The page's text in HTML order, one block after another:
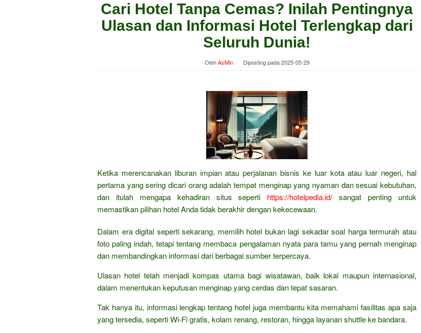
Cari Hotel Tanpa Cemas? Inilah Pentingnya
Ulasan dan Informasi Hotel Terlengkap dari
Seluruh Dunia!
OlehAsMin Diposting pada2025-05-29
Ketika merencanakan liburan impian atau perjalanan bisnis ke luar kota atau luar negeri, hal
pertama yang sering dicari orang adalah tempat menginap yang nyaman dan sesuai kebutuhan,
dan itulah mengapa kehadiran situs seperti https://hotelpedia.id/sangat penting untuk
memastikan pilihan hotel Anda tidak berakhir dengan kekecewaan.
Dalam era digital seperti sekarang, memilih hotel bukan lagi sekadar soal harga termurah atau
foto paling indah, tetapi tentang membaca pengalaman nyata para tamu yang pernah menginap
dan membandingkan informasi dari berbagai sumber terpercaya.
Ulasan hotel telah menjadi kompas utama bagi wisatawan, baik lokal maupun internasional,
dalam menentukan keputusan menginap yang cerdas dan tepat sasaran.
Tak hanya itu, informasi lengkap tentang hotel juga membantu kita memahami fasilitas apa saja
yang tersedia, seperti Wi-Fi gratis, kolam renang, restoran, hingga layanan shuttle ke bandara.